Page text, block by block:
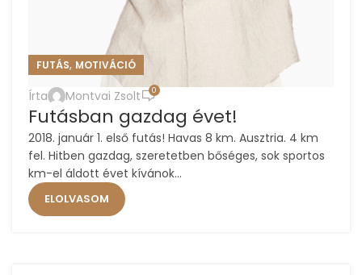
FUTÁS, MOTIVÁCIÓ
Írta Montvai Zsolt 0
Futásban gazdag évet!
2018. január 1. első futás! Havas 8 km. Ausztria. 4 km
fel. Hitben gazdag, szeretetben bőséges, sok sportos
km-el áldott évet kívánok...
ELOLVASOM